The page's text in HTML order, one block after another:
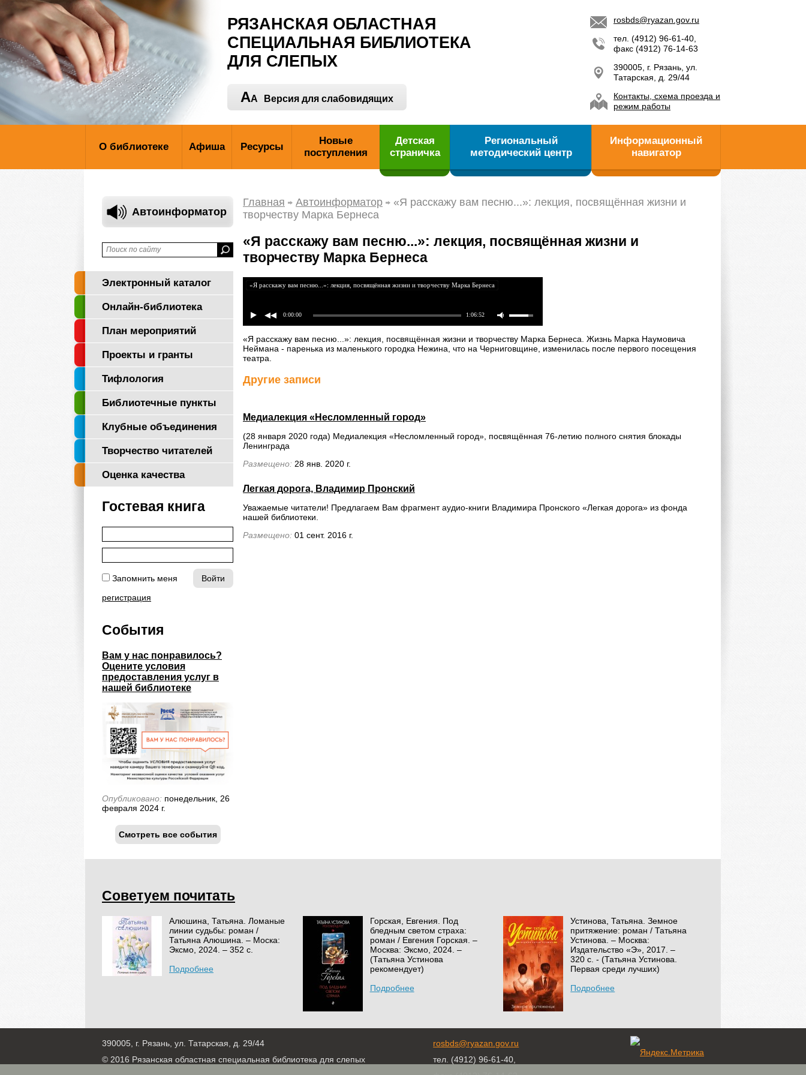
РЯЗАНСКАЯ ОБЛАСТНАЯ
СПЕЦИАЛЬНАЯ БИБЛИОТЕКА
ДЛЯ СЛЕПЫХ
AA Версия для слабовидящих
rosbds@ryazan.gov.ru
тел. (4912) 96-61-40,
факс (4912) 76-14-63
390005, г. Рязань, ул.
Татарская, д. 29/44
Контакты, схема проезда и
режим работы
О библиотеке Афиша Ресурсы
Новые
поступления
Детская
страничка
Региональный
методический центр
Информационный
навигатор
Автоинформатор
Электронный каталог
Онлайн-библиотека
"Логос"
План мероприятий
Проекты и гранты
Тифлология
Библиотечные пункты
Клубные объединения
Творчество читателей
Оценка качества
Гостевая книга
Запомнить меня
регистрация
События
Вам у нас понравилось?
Оцените условия
предоставления услуг в
нашей библиотеке
Опубликовано: понедельник, 26
февраля 2024 г.
Смотреть все события
Главная Автоинформатор
«Я расскажу вам песню...»: лекция, посвящённая жизни и
творчеству Марка Бернеса
«Я расскажу вам песню...»: лекция, посвящённая жизни и
творчеству Марка Бернеса
«Я расскажу вам песню...»: лекция, посвящённая жизни и творчеству Марка Бернеса
0:00:00 1:06:52
«Я расскажу вам песню...»: лекция, посвящённая жизни и творчеству Марка Бернеса. Жизнь Марка Наумовича
Неймана - паренька из маленького городка Нежина, что на Черниговщине, изменилась после первого посещения
театра.
Другие записи
Медиалекция «Несломленный город»
(28 января 2020 года) Медиалекция «Несломленный город», посвящённая 76-летию полного снятия блокады
Ленинграда
Размещено: 28 янв. 2020 г.
Легкая дорога, Владимир Пронский
Уважаемые читатели! Предлагаем Вам фрагмент аудио-книги Владимира Пронского «Легкая дорога» из фонда
нашей библиотеки.
Размещено: 01 сент. 2016 г.
Советуем почитать
Алюшина, Татьяна. Ломаные
линии судьбы: роман /
Татьяна Алюшина. – Моска:
Эксмо, 2024. – 352 с.
Подробнее
Горская, Евгения. Под
бледным светом страха:
роман / Евгения Горская. –
Москва: Эксмо, 2024. –
(Татьяна Устинова
рекомендует)
Подробнее
Устинова, Татьяна. Земное
притяжение: роман / Татьяна
Устинова. – Москва:
Издательство «Э», 2017. –
320 с. - (Татьяна Устинова.
Первая среди лучших)
Подробнее
390005, г. Рязань, ул. Татарская, д. 29/44
© 2016 Рязанская областная специальная библиотека для слепых
rosbds@ryazan.gov.ru
тел. (4912) 96-61-40,